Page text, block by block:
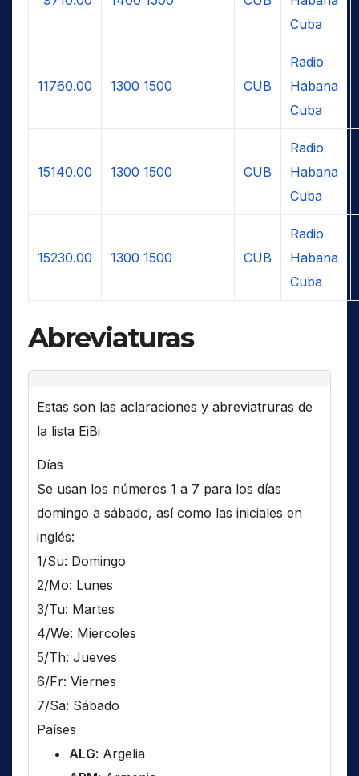
Cuba
11760.00 1300 1500 CUB
Radio
Habana
Cuba
15140.00 1300 1500 CUB
Radio
Habana
Cuba
15230.00 1300 1500 CUB
Radio
Habana
Cuba
Abreviaturas
Estas son las aclaraciones y abreviatruras de
la lista EiBi
Días
Se usan los números 1 a 7 para los días
domingo a sábado, así como las iniciales en
inglés:
1/Su: Domingo
2/Mo: Lunes
3/Tu: Martes
4/We: Miercoles
5/Th: Jueves
6/Fr: Viernes
7/Sa: Sábado
Países
ALG: Argelia